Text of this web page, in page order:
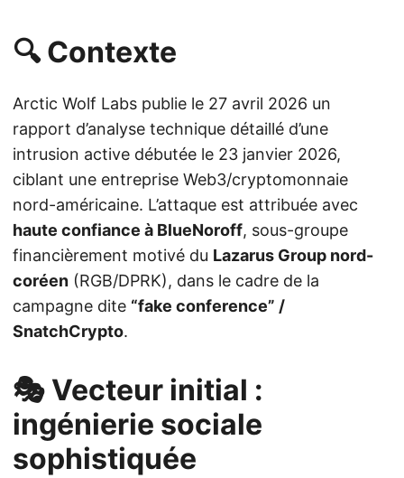
🔍 Contexte
Arctic Wolf Labs publie le 27 avril 2026 un
rapport d’analyse technique détaillé d’une
intrusion active débutée le 23 janvier 2026,
ciblant une entreprise Web3/cryptomonnaie
nord-américaine. L’attaque est attribuée avec
haute confiance à BlueNoroff, sous-groupe
financièrement motivé du Lazarus Group nord-
coréen (RGB/DPRK), dans le cadre de la
campagne dite “fake conference” /
SnatchCrypto.
🎭 Vecteur initial :
ingénierie sociale
sophistiquée